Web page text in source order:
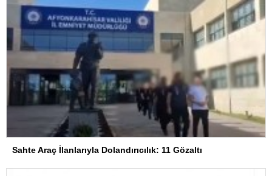
Sahte Araç İlanlarıyla Dolandırıcılık: 11 Gözaltı